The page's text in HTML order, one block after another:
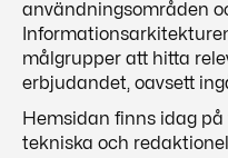
användningsområden
målgrupper att hitta
erbjudandet, oavsett
Hemsidan finns idag
tekniska och